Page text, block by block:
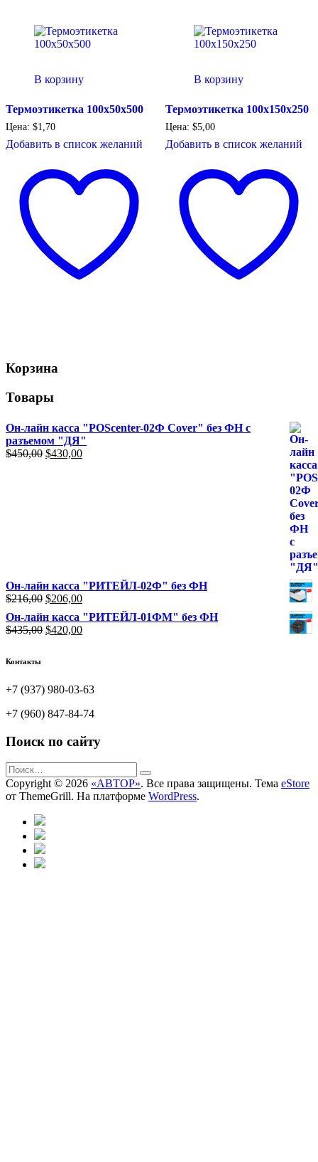
В корзину
Термоэтикетка 100х50х500
Цена: $1,70
Добавить в список желаний
В корзину
Термоэтикетка 100х150х250
Цена: $5,00
Добавить в список желаний
Корзина
Товары
Он-лайн касса "POScenter-02Ф Cover" без ФН с
разъемом "ДЯ"
$450,00 Первоначальная
$430,00Текущая
Он-лайн касса "РИТЕЙЛ-02Ф" без ФН
$216,00 Первоначальная
составляла
$216,00.
$206,00Текущая
цена:
$206,00.
Он-лайн касса "РИТЕЙЛ-01ФМ" без ФН
$435,00 Первоначальная
$420,00Текущая
Контакты
+7 (937) 980-03-63
+7 (960) 847-84-74
Поиск по сайту
Copyright © 2026 «АВТОР». Все права защищены. Тема eStore
от ThemeGrill. На платформе WordPress.